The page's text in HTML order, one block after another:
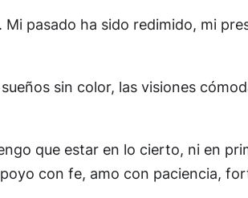
pasado ha sido redimido, mi
sin color, las visiones
que estar en lo cierto, ni en
con fe, amo con paciencia,